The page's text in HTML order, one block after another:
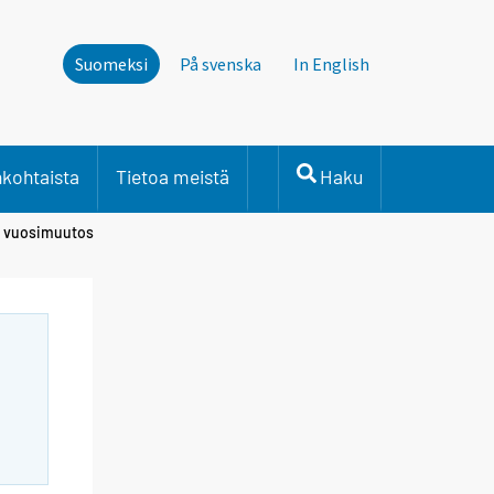
Suomeksi På svenska In English
Tietoa meistä Haku
vuosimuutos